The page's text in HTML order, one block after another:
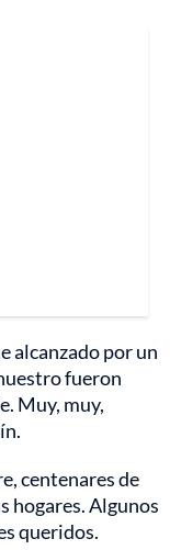
alcanzado por un
fueron
Muy, muy,
centenares de
hogares. Algunos
queridos.